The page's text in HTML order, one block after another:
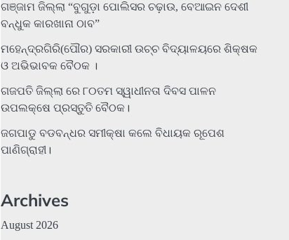
ଗଞ୍ଜାମ ଜିଲ୍ଲା “ବୁଗୁଡ଼ା ପୋଲିସର ଚଢ଼ାଉ, ବେଆଇନ ଦେଶୀ
ବନ୍ଧୁକ କାରଖାନା ଠାବ”
ମହେନ୍ଦ୍ରଗିରି(ପୌର) ସରକାରୀ ଉଚ୍ଚ ବିଦ୍ୟାଳୟରେ ଶିକ୍ଷକ
ଓ ଅଭିଭାବକ ବୈଠକ ।
ଗଜପତି ଜିଲ୍ଲା ରେ ୮୦ତମ ସ୍ୱାଧୀନତା ଦିବସ ପାଳନ
ଉପଲକ୍ଷେ ପ୍ରସ୍ତୁତି ବୈଠକ।
ଜଗପାଡୁ ବଡବନ୍ଧର ସମୀକ୍ଷା କଲେ ବିଧାୟକ ରୂପେଶ
ପାଣିଗ୍ରାହୀ।
Archives
August 2026